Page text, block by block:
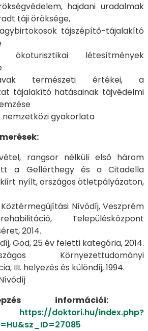
hajdani uradalmak
táji öröksége,
tájszépítő-tájalakító
ökoturisztikai létesítmények
természeti értékei, a
tájalakító hatásainak tájvédelmi
nemzetközi gyakorlata
rangsor nélküli első három
a Gellérthegy és a Citadella
nyílt, országos ötletpályázaton,
Köztérmegújítási Nívódíj, Veszprém
Településközpont
2014.
Göd, 25 év feletti kategória, 2014.
Környezettudományi
III. helyezés és különdíj, 1994.
információi:
https://doktori.hu/index.php?